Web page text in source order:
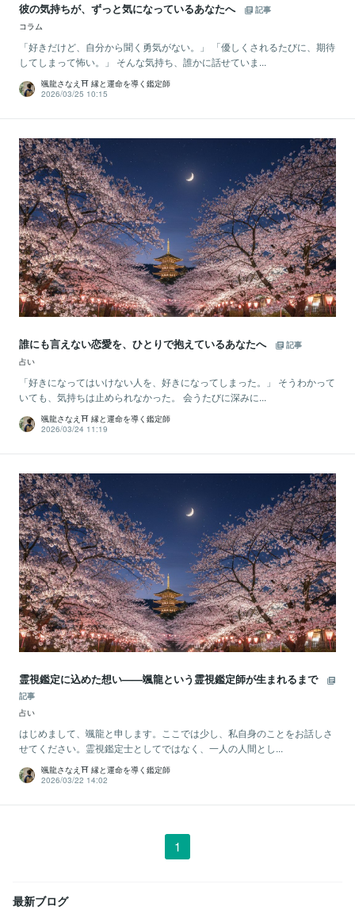
彼の気持ちが、ずっと気になっているあなたへ
記事
コラム
「好きだけど、自分から聞く勇気がない。」 「優しくされるたびに、期待
してしまって怖い。」 そんな気持ち、誰かに話せていま...
颯龍さなえ⛩ 縁と運命を導く鑑定師
2026/03/25 10:15
誰にも言えない恋愛を、ひとりで抱えているあなたへ
記事
占い
「好きになってはいけない人を、好きになってしまった。」 そうわかって
いても、気持ちは止められなかった。 会うたびに深みに...
颯龍さなえ⛩ 縁と運命を導く鑑定師
2026/03/24 11:19
霊視鑑定に込めた想い——颯龍という霊視鑑定師が生まれるまで
記事
占い
はじめまして、颯龍と申します。ここでは少し、私自身のことをお話しさ
せてください。霊視鑑定士としてではなく、一人の人間とし...
颯龍さなえ⛩ 縁と運命を導く鑑定師
2026/03/22 14:02
1
最新ブログ